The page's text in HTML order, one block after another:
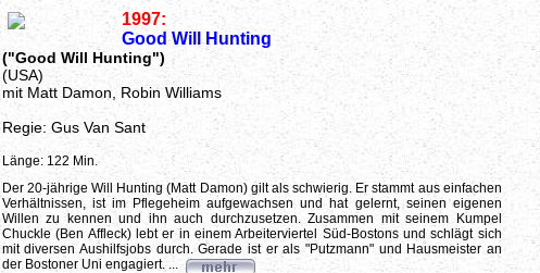
1997:
Good Will Hunting
("Good Will Hunting")
(USA)
mit Matt Damon, Robin Williams
Regie: Gus Van Sant
Länge: 122 Min.
Der 20-jährige Will Hunting (Matt Damon) gilt als schwierig. Er stammt aus einfachen
Verhältnissen, ist im Pflegeheim aufgewachsen und hat gelernt, seinen eigenen
Willen zu kennen und ihn auch durchzusetzen. Zusammen mit seinem Kumpel
Chuckle (Ben Affleck) lebt er in einem Arbeiterviertel Süd-Bostons und schlägt sich
mit diversen Aushilfsjobs durch. Gerade ist er als "Putzmann" und Hausmeister an
der Bostoner Uni engagiert. ...